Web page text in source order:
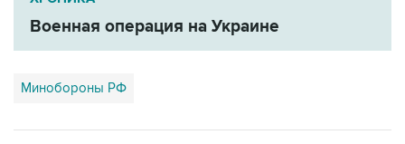
Военная операция на Украине
Минобороны РФ